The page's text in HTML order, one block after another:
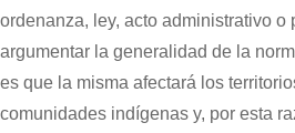
ordenanza, ley, acto administrativo o
argumentar la generalidad de la
es que la misma afectará los
comunidades indígenas y, por esta